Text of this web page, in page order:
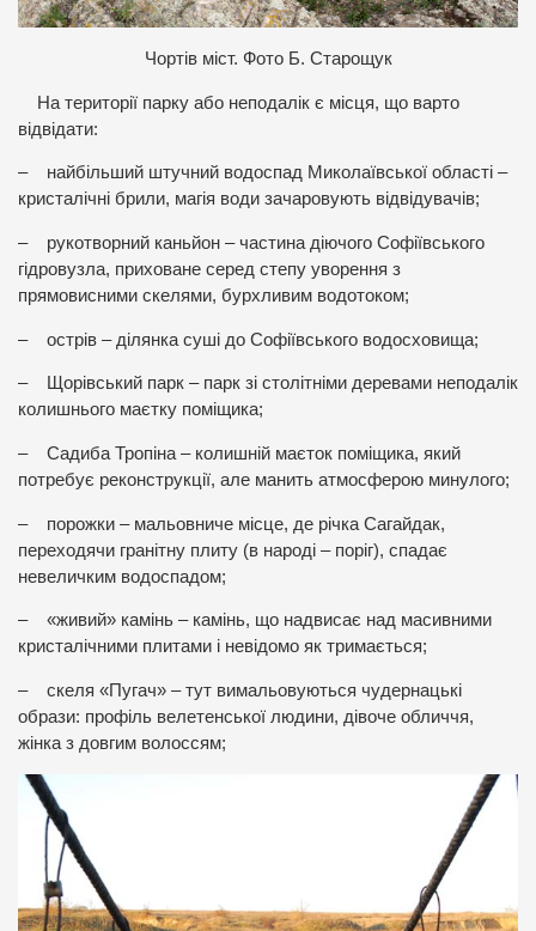
Чортів міст. Фото Б. Старощук
На території парку або неподалік є місця, що варто
відвідати:
– найбільший штучний водоспад Миколаївської області –
кристалічні брили, магія води зачаровують відвідувачів;
– рукотворний каньйон – частина діючого Софіївського
гідровузла, приховане серед степу уворення з
прямовисними скелями, бурхливим водотоком;
– острів – ділянка суші до Софіївського водосховища;
– Щорівський парк – парк зі столітніми деревами неподалік
колишнього маєтку поміщика;
– Садиба Тропіна – колишній маєток поміщика, який
потребує реконструкції, але манить атмосферою минулого;
– порожки – мальовниче місце, де річка Сагайдак,
переходячи гранітну плиту (в народі – поріг), спадає
невеличким водоспадом;
– «живий» камінь – камінь, що надвисає над масивними
кристалічними плитами і невідомо як тримається;
– скеля «Пугач» – тут вимальовуються чудернацькі
образи: профіль велетенської людини, дівоче обличчя,
жінка з довгим волоссям;